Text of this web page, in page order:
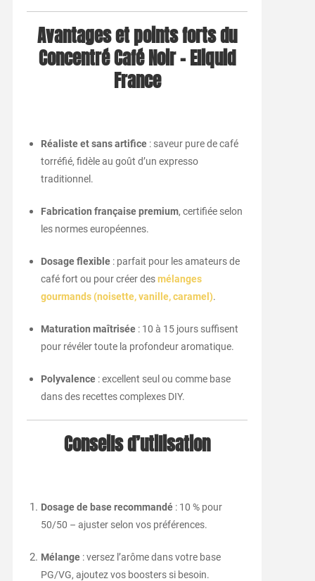
Avantages et points forts du
Concentré Café Noir – Eliquid
France
Réaliste et sans artifice: saveur pure de café
torréfié, fidèle au goût d’un expresso
traditionnel.
Fabrication française premium, certifiée selon
les normes européennes.
Dosage flexible: parfait pour les amateurs de
café fort ou pour créer desmélanges
gourmands (noisette, vanille, caramel).
Maturation maîtrisée: 10 à 15 jours suffisent
pour révéler toute la profondeur aromatique.
Polyvalence: excellent seul ou comme base
dans des recettes complexes DIY.
Conseils d’utilisation
Dosage de base recommandé: 10 % pour
50/50 – ajuster selon vos préférences.
Mélange: versez l’arôme dans votre base
PG/VG, ajoutez vos boosters si besoin.